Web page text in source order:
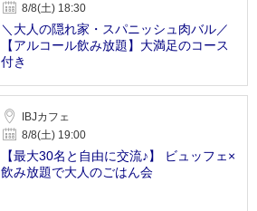
8/8(土) 18:30
＼大人の隠れ家・スパニッシュ肉バル／
【アルコール飲み放題】大満足のコース
付き
IBJカフェ
8/8(土) 19:00
【最大30名と自由に交流♪】 ビュッフェ×
飲み放題で大人のごはん会